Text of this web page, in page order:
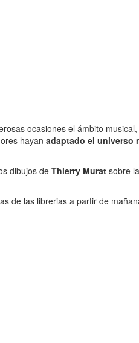
ocasiones el ámbito
hayan adaptado el universo
dibujos de Thierry Murat sobre
de las librerias a partir de